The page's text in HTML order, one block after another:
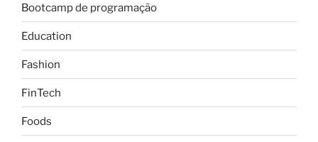
Bootcamp de programação
Education
Fashion
FinTech
Foods